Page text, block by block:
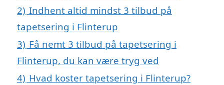
2) Indhent altid mindst 3 tilbud på
tapetsering i Flinterup
3) Få nemt 3 tilbud på tapetsering i
Flinterup, du kan være tryg ved
4) Hvad koster tapetsering i Flinterup?